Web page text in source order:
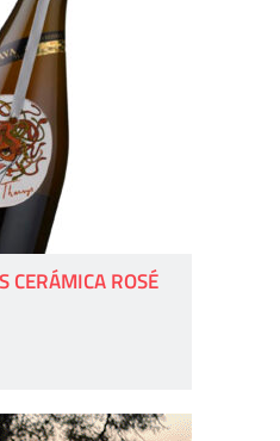
CERÁMICA ROSÉ